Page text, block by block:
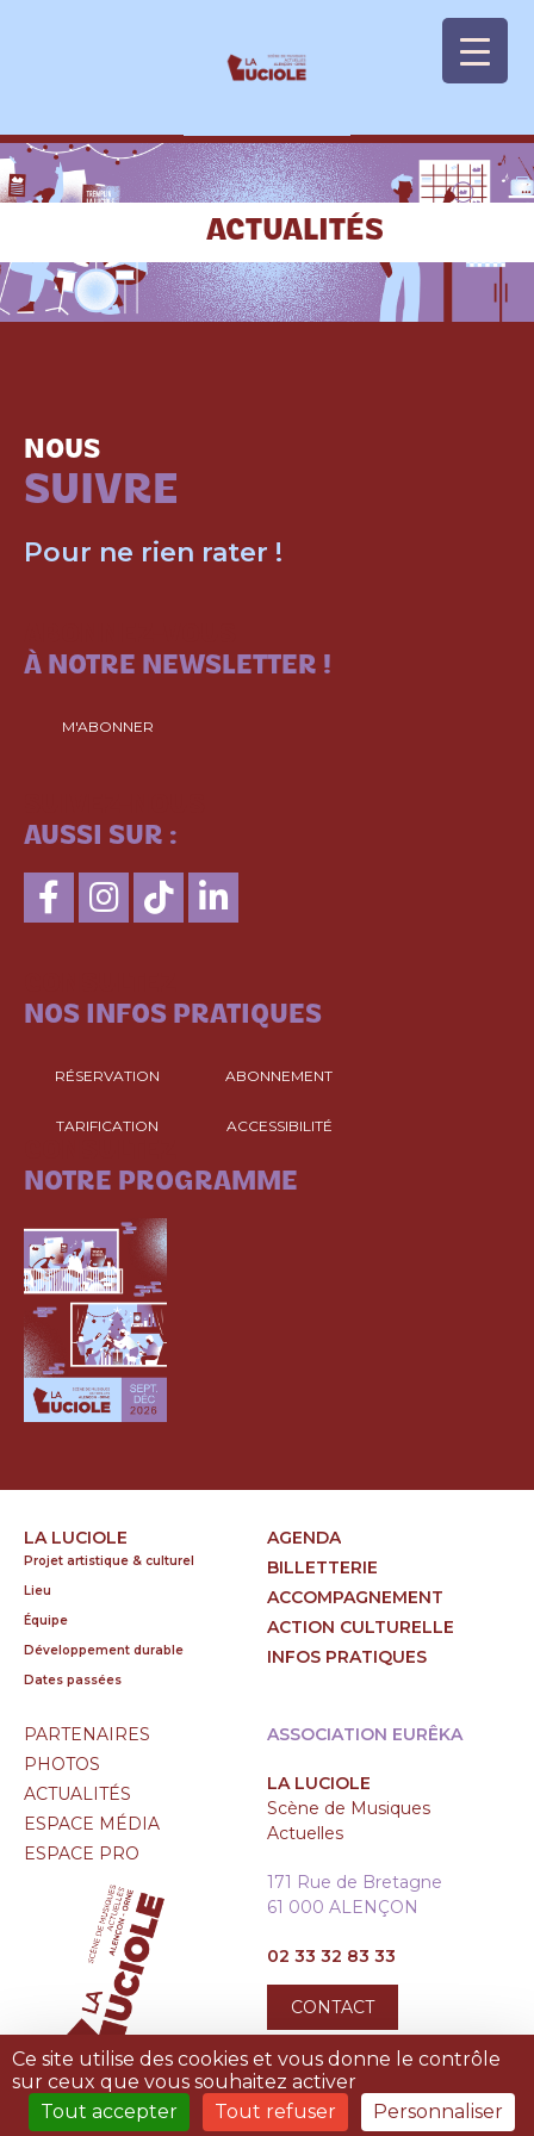
ACTUALITÉS
NOUS
SUIVRE
Pour ne rien rater !
À NOTRE NEWSLETTER !
M'ABONNER
AUSSI SUR :
NOS INFOS PRATIQUES
RÉSERVATION ABONNEMENT
TARIFICATION ACCESSIBILITÉ
NOTRE PROGRAMME
LA LUCIOLE
Projet artistique & culturel
Lieu
Équipe
Développement durable
Dates passées
AGENDA
BILLETTERIE
ACCOMPAGNEMENT
ACTION CULTURELLE
INFOS PRATIQUES
PARTENAIRES
PHOTOS
ACTUALITÉS
ESPACE MÉDIA
ESPACE PRO
ASSOCIATION EURÊKA
LA LUCIOLE
Scène de Musiques
Actuelles
171 Rue de Bretagne
61 000 ALENÇON
02 33 32 83 33
CONTACT
MENTIONS LÉGALES| PLAN DU SITE| TREIZE
Ce site utilise des cookies et vous donne le contrôle
sur ceux que vous souhaitez activer
Tout accepter
Tout refuser Personnaliser